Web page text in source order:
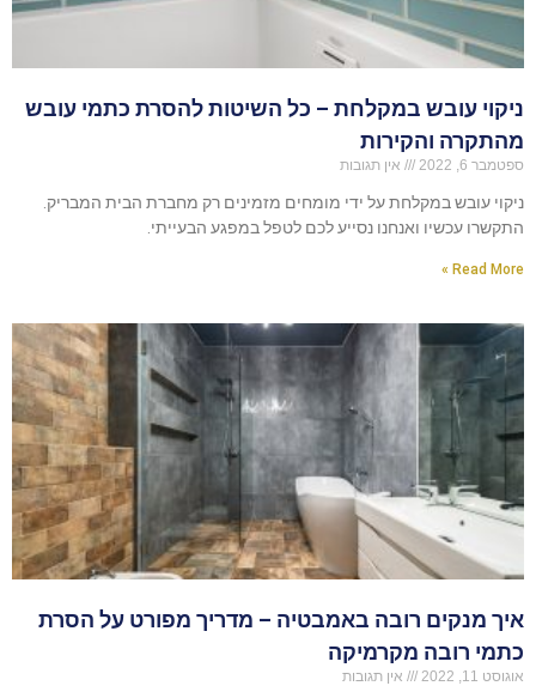
ניקוי עובש במקלחת – כל השיטות להסרת כתמי עובש
מהתקרה והקירות
ספטמבר 6, 2022 אין תגובות
ניקוי עובש במקלחת על ידי מומחים מזמינים רק מחברת הבית המבריק.
התקשרו עכשיו ואנחנו נסייע לכם לטפל במפגע הבעייתי.
Read More »
איך מנקים רובה באמבטיה – מדריך מפורט על הסרת
כתמי רובה מקרמיקה
אוגוסט 11, 2022 אין תגובות